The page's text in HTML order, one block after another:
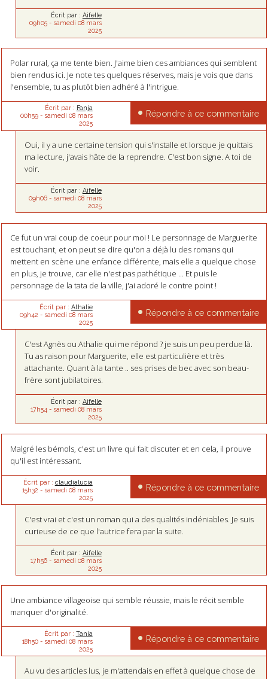
Écrit par : Aifelle
09h05- samedi 08 mars
2025
Polar rural, ça me tente bien. J'aime bien ces ambiances qui semblent
bien rendus ici. Je note tes quelques réserves, mais je vois que dans
l'ensemble, tu as plutôt bien adhéré à l'intrigue.
Écrit par : Fanja
00h59- samedi 08 mars
2025
Répondre à ce commentaire
Oui, il y a une certaine tension qui s'installe et lorsque je quittais
ma lecture, j'avais hâte de la reprendre. C'est bon signe. A toi de
voir.
Écrit par : Aifelle
09h06- samedi 08 mars
2025
Ce fut un vrai coup de coeur pour moi ! Le personnage de Marguerite
est touchant, et on peut se dire qu'on a déjà lu des romans qui
mettent en scène une enfance différente, mais elle a quelque chose
en plus, je trouve, car elle n'est pas pathétique ... Et puis le
personnage de la tata de la ville, j'ai adoré le contre point !
Écrit par : Athalie
09h42 - samedi 08 mars
2025
Répondre à ce commentaire
C'est Agnès ou Athalie qui me répond ? je suis un peu perdue là.
Tu as raison pour Marguerite, elle est particulière et très
attachante. Quant à la tante .. ses prises de bec avec son beau-
frère sont jubilatoires.
Écrit par : Aifelle
17h54 - samedi 08 mars
2025
Malgré les bémols, c'est un livre qui fait discuter et en cela, il prouve
qu'il est intéressant.
Écrit par : claudialucia
15h32 - samedi 08 mars
2025
Répondre à ce commentaire
C'est vrai et c'est un roman qui a des qualités indéniables. Je suis
curieuse de ce que l'autrice fera par la suite.
Écrit par : Aifelle
17h56- samedi 08 mars
2025
Une ambiance villageoise qui semble réussie, mais le récit semble
manquer d'originalité.
Écrit par : Tania
18h50- samedi 08 mars
2025
Répondre à ce commentaire
Au vu des articles lus, je m'attendais en effet à quelque chose de